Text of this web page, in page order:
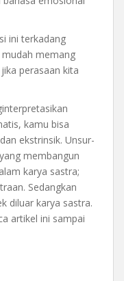
ini terkadang
memang
perasaan kita
kamu bisa
ekstrinsik. Unsur-
membangun
karya sastra;
Sedangkan
diluar karya sastra.
artikel ini sampai